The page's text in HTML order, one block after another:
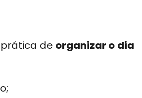
de organizar o dia